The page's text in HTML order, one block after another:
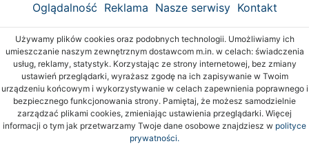
Oglądalność Reklama Nasze serwisy Kontakt
Używamy plików cookies oraz podobnych technologii. Umożliwiamy ich
umieszczanie naszym zewnętrznym dostawcom m.in. w celach: świadczenia
usług, reklamy, statystyk. Korzystając ze strony internetowej, bez zmiany
ustawień przeglądarki, wyrażasz zgodę na ich zapisywanie w Twoim
urządzeniu końcowym i wykorzystywanie w celach zapewnienia poprawnego i
bezpiecznego funkcjonowania strony. Pamiętaj, że możesz samodzielnie
zarządzać plikami cookies, zmieniając ustawienia przeglądarki. Więcej
informacji o tym jak przetwarzamy Twoje dane osobowe znajdziesz w polityce
prywatności.